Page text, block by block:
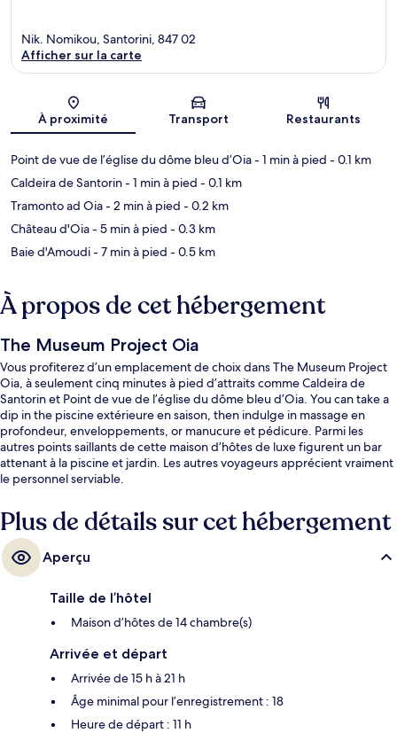
Carte
Nik. Nomikou, Santorini, 847 02
Afficher sur la carte
À proximité Transport Restaurants
Point de vue de l’église du dôme bleu d’Oia- 1 min à pied - 0.1 km
Caldeira de Santorin- 1 min à pied - 0.1 km
Tramonto ad Oia- 2 min à pied - 0.2 km
Château d'Oia- 5 min à pied - 0.3 km
Baie d'Amoudi- 7 min à pied - 0.5 km
À propos de cet hébergement
The Museum Project Oia
Vous profiterez d’un emplacement de choix dans The Museum Project
Oia, à seulement cinq minutes à pied d’attraits comme Caldeira de
Santorin et Point de vue de l’église du dôme bleu d’Oia. You can take a
dip in the piscine extérieure en saison, then indulge in massage en
profondeur, enveloppements, or manucure et pédicure. Parmi les
autres points saillants de cette maison d’hôtes de luxe figurent un bar
attenant à la piscine et jardin. Les autres voyageurs apprécient vraiment
le personnel serviable.
Plus de détails sur cet hébergement
Aperçu
Taille de l’hôtel
Maison d’hôtes de 14 chambre(s)
Arrivée et départ
Arrivée de 15 h à 21 h
Âge minimal pour l’enregistrement : 18
Heure de départ : 11 h